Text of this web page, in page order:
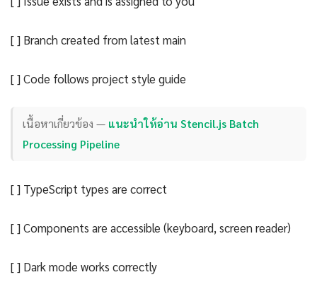
[ ] Branch created from latest main
[ ] Code follows project style guide
เนื้อหาเกี่ยวข้อง — แนะนำให้อ่าน Stencil.js Batch
Processing Pipeline
[ ] TypeScript types are correct
[ ] Components are accessible (keyboard, screen reader)
[ ] Dark mode works correctly